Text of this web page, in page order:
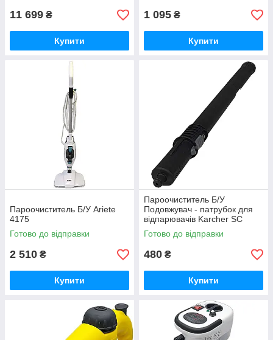
11 699 ₴
Купити
1 095 ₴
Купити
Пароочиститель Б/У Ariete
4175
Готово до відправки
2 510 ₴
Купити
Пароочиститель Б/У
Подовжувач - патрубок для
відпарювачів Karcher SC
5.129-202
Готово до відправки
480 ₴
Купити